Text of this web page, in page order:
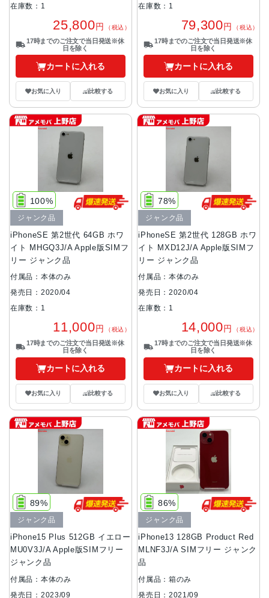
在庫数：1
25,800円 （税込）
17時までのご注文で当日発送※休
日を除く
カートに入れる
お気に入り 比較する
在庫数：1
79,300円 （税込）
17時までのご注文で当日発送※休
日を除く
カートに入れる
お気に入り 比較する
iPhoneSE 第2世代 64GB ホワ
イト MHGQ3J/A Apple版SIMフ
リー ジャンク品
100%
ジャンク品
付属品：本体のみ
発売日：2020/04
在庫数：1
11,000円 （税込）
17時までのご注文で当日発送※休
日を除く
カートに入れる
お気に入り 比較する
iPhoneSE 第2世代 128GB ホワ
イト MXD12J/A Apple版SIMフ
リー ジャンク品
78%
ジャンク品
付属品：本体のみ
発売日：2020/04
在庫数：1
14,000円 （税込）
17時までのご注文で当日発送※休
日を除く
カートに入れる
お気に入り 比較する
iPhone15 Plus 512GB イエロー
MU0V3J/A Apple版SIMフリー
ジャンク品
89%
ジャンク品
付属品：本体のみ
発売日：2023/09
iPhone13 128GB Product Red
MLNF3J/A SIMフリー ジャンク
品
86%
ジャンク品
付属品：箱のみ
発売日：2021/09